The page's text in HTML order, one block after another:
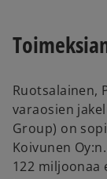
Ruotsalainen,
varaosien
Group) on
Koivunen
122 miljoonaa